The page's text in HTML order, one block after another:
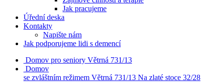
Jak pracujeme
Úřední deska
Kontakty
Napište nám
Jak podporujeme lidi s demencí
Domov pro seniory Větrná 731/13
Domov
se zvláštním režimem Větrná 731/13 Na zlaté stoce 32/28